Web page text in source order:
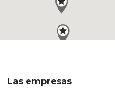
Las empresas